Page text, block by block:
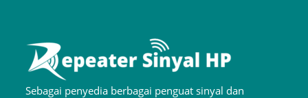
Sebagai penyedia berbagai penguat sinyal dan